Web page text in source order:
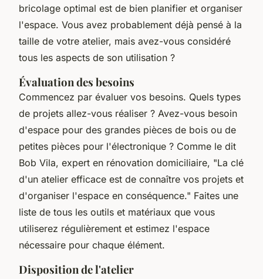
bricolage optimal est de bien planifier et organiser
l'espace. Vous avez probablement déjà pensé à la
taille de votre atelier, mais avez-vous considéré
tous les aspects de son utilisation ?
Évaluation des besoins
Commencez par évaluer vos besoins. Quels types
de projets allez-vous réaliser ? Avez-vous besoin
d'espace pour des grandes pièces de bois ou de
petites pièces pour l'électronique ? Comme le dit
Bob Vila, expert en rénovation domiciliaire, "La clé
d'un atelier efficace est de connaître vos projets et
d'organiser l'espace en conséquence." Faites une
liste de tous les outils et matériaux que vous
utiliserez régulièrement et estimez l'espace
nécessaire pour chaque élément.
Disposition de l'atelier